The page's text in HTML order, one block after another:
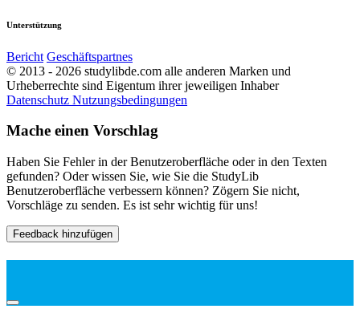
Unterstützung
Bericht Geschäftspartnes
© 2013 - 2026 studylibde.com alle anderen Marken und
Urheberrechte sind Eigentum ihrer jeweiligen Inhaber
Datenschutz Nutzungsbedingungen
Mache einen Vorschlag
Haben Sie Fehler in der Benutzeroberfläche oder in den Texten
gefunden? Oder wissen Sie, wie Sie die StudyLib
Benutzeroberfläche verbessern können? Zögern Sie nicht,
Vorschläge zu senden. Es ist sehr wichtig für uns!
Feedback hinzufügen